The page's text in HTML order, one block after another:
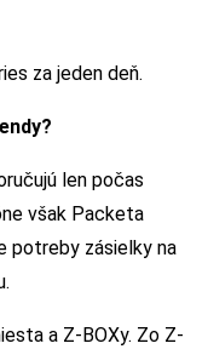
za jeden deň.
len počas
však Packeta
potreby zásielky na
a Z-BOXy. Zo Z-